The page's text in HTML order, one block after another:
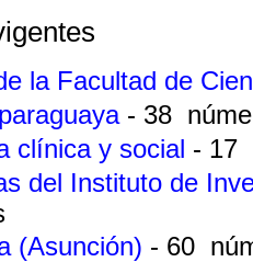
la Facultad de
- 38
clínica y social - 17
del Instituto de
(Asunción) - 60